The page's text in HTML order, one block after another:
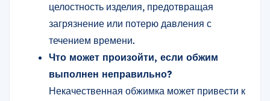
целостность изделия, предотвращая
загрязнение или потерю давления с
течением времени.
Что может произойти, если обжим
выполнен неправильно?
Некачественная обжимка может привести к